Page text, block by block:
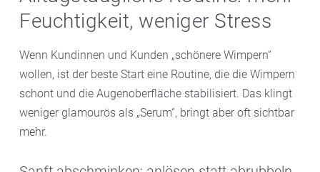
Feuchtigkeit, weniger Stress
Wenn Kundinnen und Kunden „schönere Wimpern“
wollen, ist der beste Start eine Routine, die die Wimpern
schont und die Augenoberfläche stabilisiert. Das klingt
weniger glamourös als „Serum“, bringt aber oft sichtbar
mehr.